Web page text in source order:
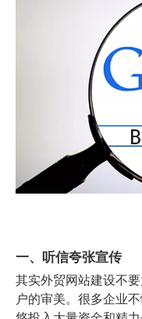
一、听信夸张宣传
其实外贸网站建设不
户的审美。很多企业